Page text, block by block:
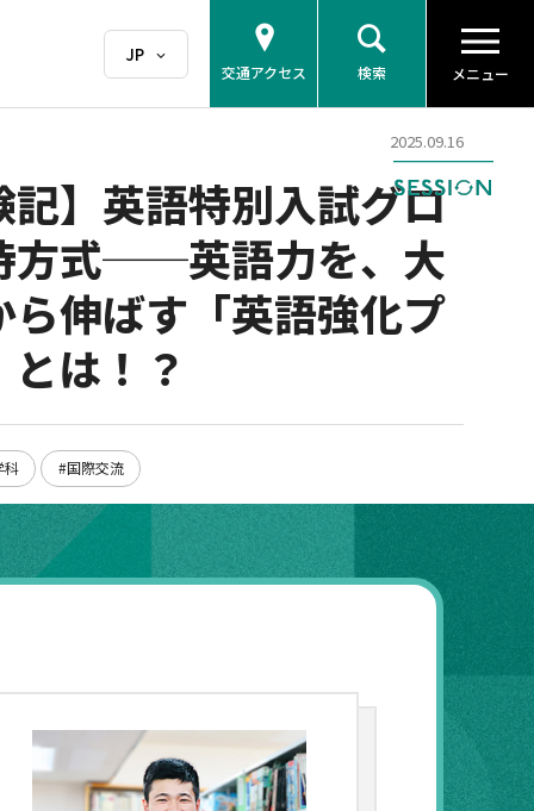
交通アクセス 検索 メニュー
2025.09.16
記】英語特別入試グロ
方式──英語力を、大
ら伸ばす「英語強化プ
は！？
科 #国際交流